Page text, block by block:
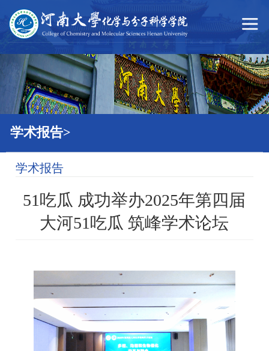
51吃瓜
学术报告>
学术报告
51吃瓜 成功举办2025年第四届
大河51吃瓜 筑峰学术论坛